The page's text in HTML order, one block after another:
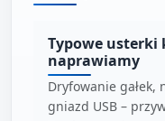
Typowe
naprawiamy
Dryfowanie gałek,
gniazd USB –